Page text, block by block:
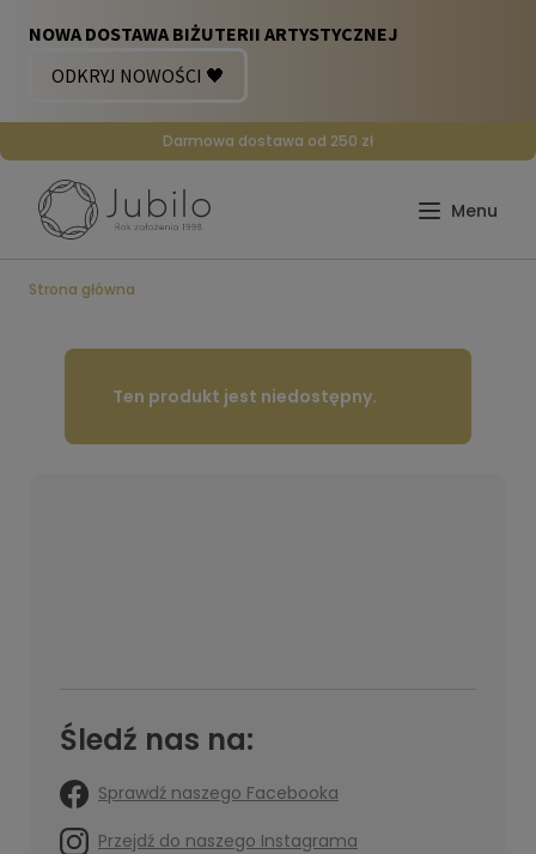
Darmowa dostawa od 250 zł
Strona główna
Ten produkt jest niedostępny.
Śledź nas na:
Sprawdź naszego Facebooka
Przejdź do naszego Instagrama